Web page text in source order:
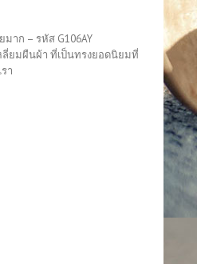
าก – รหัส G106AY
ลี่ยมผืนผ้า ที่เป็นทรงยอดนิยมที่
า